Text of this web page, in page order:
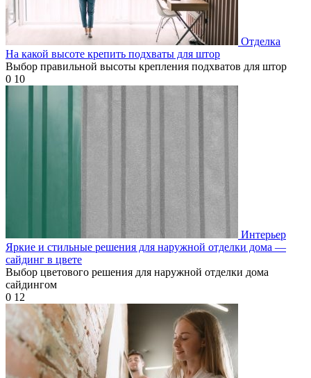
Отделка
На какой высоте крепить подхваты для штор
Выбор правильной высоты крепления подхватов для штор
0 10
Интерьер
Яркие и стильные решения для наружной отделки дома —
сайдинг в цвете
Выбор цветового решения для наружной отделки дома
сайдингом
0 12